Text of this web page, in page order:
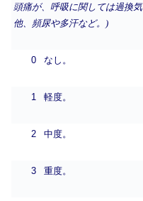
頭痛が、呼吸に関しては過換
他、頻尿や多汗など。)
0 なし。
1 軽度。
2 中度。
3 重度。